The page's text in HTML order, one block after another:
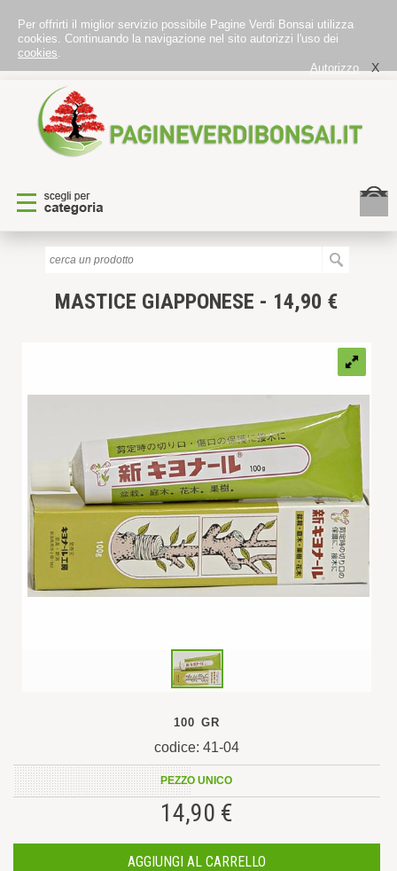
Per offrirti il miglior servizio possibile Pagine Verdi Bonsai utilizza
cookies. Continuando la navigazione nel sito autorizzi l'uso dei
cookies.
Autorizzo
X
MASTICE GIAPPONESE - 14,90 €
100 GR
codice: 41-04
PEZZO UNICO
14,90 €
AGGIUNGI AL CARRELLO